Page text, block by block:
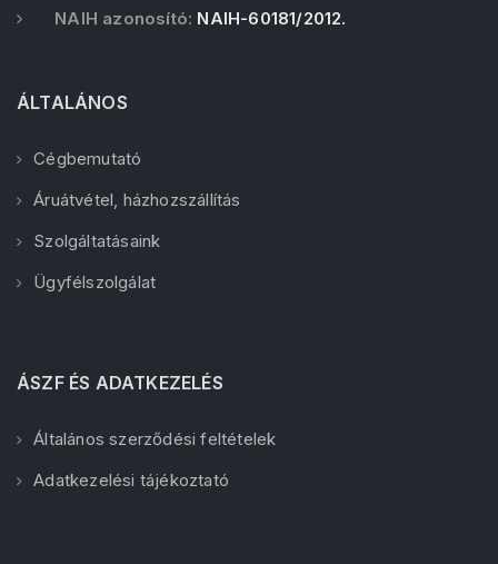
NAIH azonosító: NAIH-60181/2012.
ÁLTALÁNOS
Cégbemutató
Áruátvétel, házhozszállítás
Szolgáltatásaink
Ügyfélszolgálat
ÁSZF ÉS ADATKEZELÉS
Általános szerződési feltételek
Adatkezelési tájékoztató